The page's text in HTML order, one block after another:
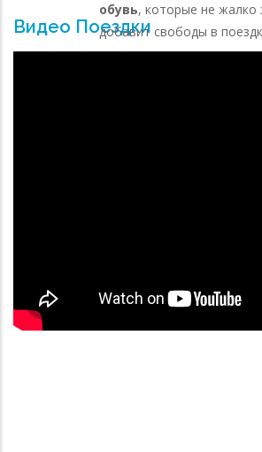
обувь, которые не
добавит свободы в
Видео Поездки